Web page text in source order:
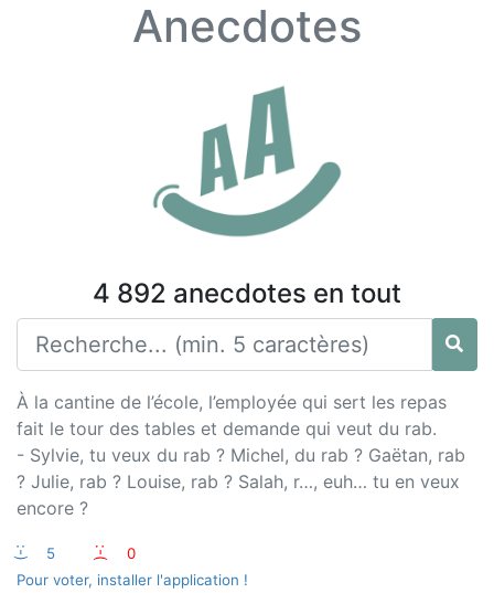
Anecdotes
4 892 anecdotes en tout
À la cantine de l’école, l’employée qui sert les repas
fait le tour des tables et demande qui veut du rab.
- Sylvie, tu veux du rab ? Michel, du rab ? Gaëtan, rab
? Julie, rab ? Louise, rab ? Salah, r…, euh… tu en veux
encore ?
:-) 5 :-(
0
Pour voter, installer l'application !